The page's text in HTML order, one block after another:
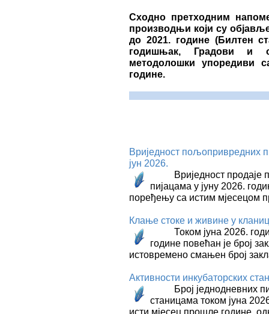
Сходно претходним
производњи који су
до 2021. године (Билтен
годишњак, Градови и
методолошки упоредиви
године.
Вриједност пољопривредних
јун 2026.
Вриједност продаjе
пијацама у јуну 2026.
поређењу са истим мјесецом
Клање стоке и живине у
Током јуна 2026.
године повећан је број
истовремено смањен број
Активности инкубаторских
Број једнодневних
станицама током јуна
исти мјесец прошле године,